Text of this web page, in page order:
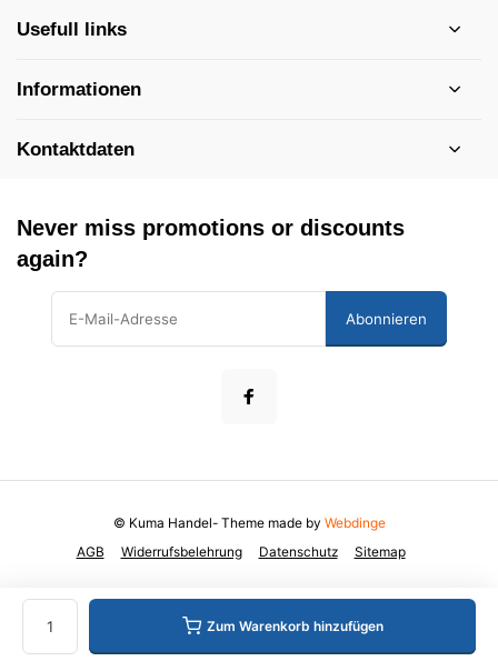
Zum Warenkorb hinzufügen
Usefull links
Informationen
Kontaktdaten
Never miss promotions or discounts
again?
Abonnieren
AGB Widerrufsbelehrung Datenschutz Sitemap
© Kuma Handel- Theme made by Webdinge